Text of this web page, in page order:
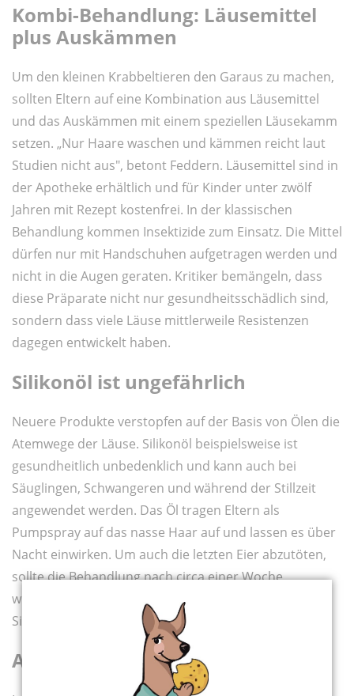
Kombi-Behandlung: Läusemittel
plus Auskämmen
Um den kleinen Krabbeltieren den Garaus zu machen,
sollten Eltern auf eine Kombination aus Läusemittel
und das Auskämmen mit einem speziellen Läusekamm
setzen. „Nur Haare waschen und kämmen reicht laut
Studien nicht aus", betont Feddern. Läusemittel sind in
der Apotheke erhältlich und für Kinder unter zwölf
Jahren mit Rezept kostenfrei. In der klassischen
Behandlung kommen Insektizide zum Einsatz. Die Mittel
dürfen nur mit Handschuhen aufgetragen werden und
nicht in die Augen geraten. Kritiker bemängeln, dass
diese Präparate nicht nur gesundheitsschädlich sind,
sondern dass viele Läuse mittlerweile Resistenzen
dagegen entwickelt haben.
Silikonöl ist ungefährlich
Neuere Produkte verstopfen auf der Basis von Ölen die
Atemwege der Läuse. Silikonöl beispielsweise ist
gesundheitlich unbedenklich und kann auch bei
Säuglingen, Schwangeren und während der Stillzeit
angewendet werden. Das Öl tragen Eltern als
Pumpspray auf das nasse Haar auf und lassen es über
Nacht einwirken. Um auch die letzten Eier abzutöten,
sollte die Behandlung nach circa einer Woche
wiederholt werden. Vorsicht beim Föhnen, denn
Silikonöl ist leicht entflammbar!
Auskämmen: alle vier Tage